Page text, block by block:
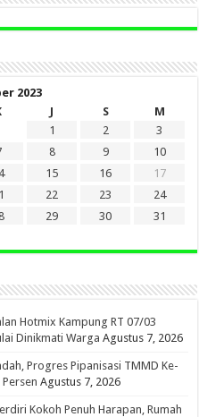
2023
J S
M
1
2
3
8 9
10
15 16
17
22 23
24
29 30
31
Hotmix Kampung RT 07/03
Dinikmati Warga Agustus 7, 2026
Progres Pipanisasi TMMD Ke-
Agustus 7, 2026
Kokoh Penuh Harapan, Rumah